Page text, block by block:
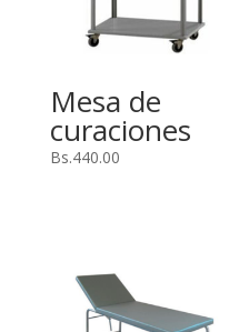
Mesa de
curaciones
Bs.440.00